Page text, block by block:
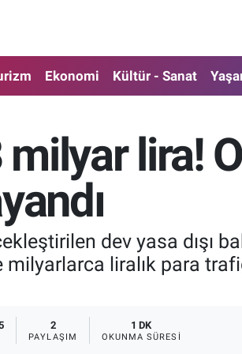
Ekonomi Kültür - Sanat
milyar lira!
dev yasa dışı
liralık para
2
PAYLAŞIM
1 DK
OKUNMA SÜRESI